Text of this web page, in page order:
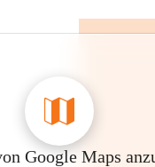
Google Maps